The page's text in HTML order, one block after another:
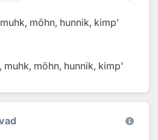
mõhn, hunnik, kimp'
muhk, mõhn, hunnik, kimp'